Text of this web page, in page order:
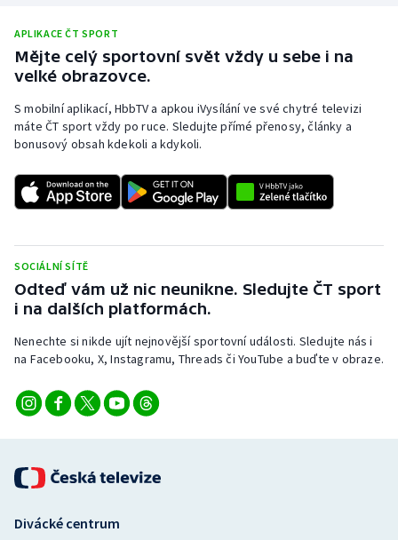
APLIKACE ČT SPORT
Mějte celý sportovní svět vždy u sebe i na
velké obrazovce.
S mobilní aplikací, HbbTV a apkou iVysílání ve své chytré televizi
máte ČT sport vždy po ruce. Sledujte přímé přenosy, články a
bonusový obsah kdekoli a kdykoli.
SOCIÁLNÍ SÍTĚ
Odteď vám už nic neunikne. Sledujte ČT sport
i na dalších platformách.
Nenechte si nikde ujít nejnovější sportovní události. Sledujte nás i
na Facebooku, X, Instagramu, Threads či YouTube a buďte v obraze.
Divácké centrum